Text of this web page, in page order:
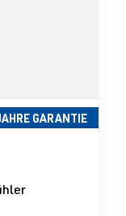
GARANTIE
5 Sternen